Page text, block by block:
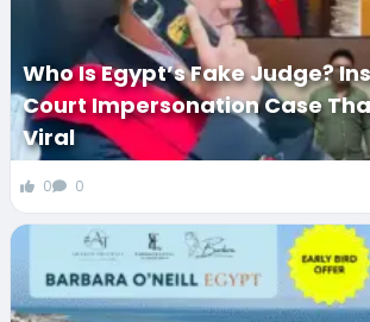
Who Is Egypt’s Fake Judge?
Court Impersonation Case
Viral
0 0